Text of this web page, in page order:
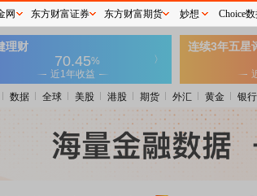
数据 全球 美股 港股 期货 外汇 黄金 银行
网 东方财富证券 东方财富期货 妙想 Choice